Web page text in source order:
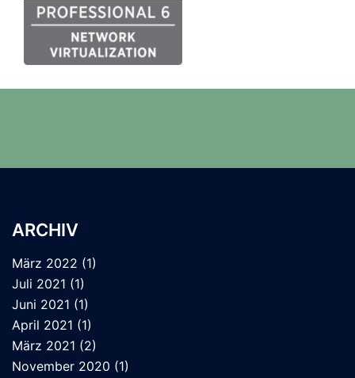
ARCHIV
März 2022 (1)
Juli 2021 (1)
Juni 2021 (1)
April 2021 (1)
März 2021 (2)
November 2020 (1)